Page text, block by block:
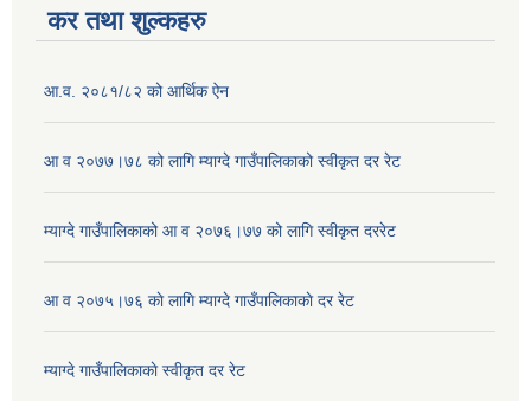
कर तथा शुल्कहरु
आ.व. २०८१/८२ को आर्थिक ऐन
आ व २०७७।७८ को लागि म्याग्दे गाउँपालिकाको स्वीकृत दर रेट
म्याग्दे गाउँपालिकाको आ व २०७६।७७ को लागि स्वीकृत दररेट
आ व २०७५।७६ काे लागि म्याग्दे गाउँपालिकाकाे दर रेट
म्याग्दे गाउँपालिकाकाे स्वीकृत दर रेट